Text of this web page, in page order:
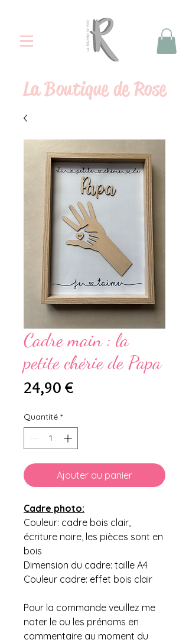
LaBoutique de Rose
Cadre main : la
petite chérie de Papa
24,90 €Prix
Quantité *
Ajouter au panier
Cadre photo:
Couleur: cadre bois clair,
écriture noire, les pièces sont en
bois
Dimension du cadre: taille A4
Couleur cadre: effet bois clair
Pour la commande veuillez me
noter le ou les prénoms en
commentaire au moment du